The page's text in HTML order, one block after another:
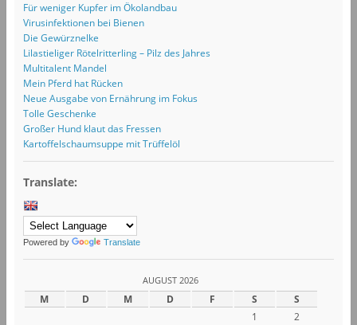
Für weniger Kupfer im Ökolandbau
Virusinfektionen bei Bienen
Die Gewürznelke
Lilastieliger Rötelritterling – Pilz des Jahres
Multitalent Mandel
Mein Pferd hat Rücken
Neue Ausgabe von Ernährung im Fokus
Tolle Geschenke
Großer Hund klaut das Fressen
Kartoffelschaumsuppe mit Trüffelöl
Translate:
Powered by Translate
AUGUST 2026
M D M D F S S
1
2